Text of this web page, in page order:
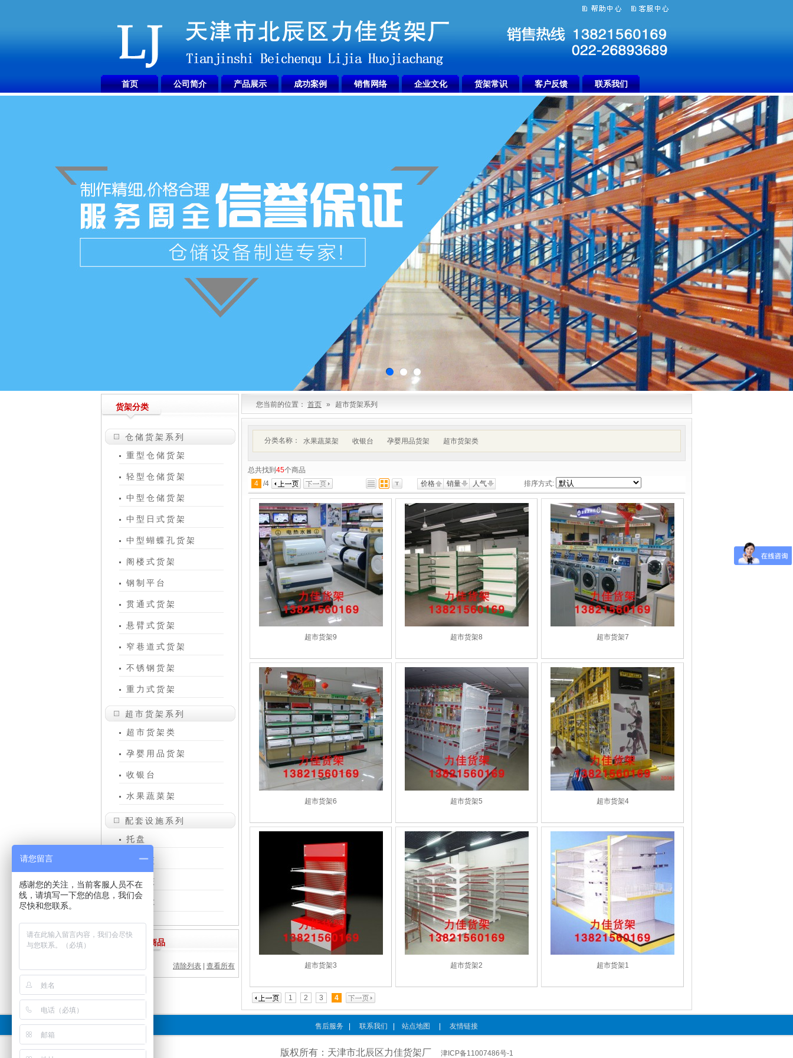
首页 公司简介 产品展示 成功案例 销售网络 企业文化 货架常识 客户反馈 联系我们
货架分类
仓储货架系列
重型仓储货架
轻型仓储货架
中型仓储货架
中型日式货架
中型蝴蝶孔货架
阁楼式货架
钢制平台
贯通式货架
悬臂式货架
窄巷道式货架
不锈钢货架
重力式货架
超市货架系列
超市货架类
孕婴用品货架
收银台
水果蔬菜架
配套设施系列
托盘
购物篮
仓储笼
促销车
浏览过的商品
清除列表 查看所有
您当前的位置： 首页 » 超市货架系列
分类名称： 水果蔬菜架 收银台 孕婴用品货架 超市货架类
总共找到 45个商品
4 /4 价格 销量 人气 排序方式:
超市货架9 超市货架8 超市货架7
超市货架6 超市货架5 超市货架4
超市货架3 超市货架2 超市货架1
1 2 3 4
售后服务 联系我们 站点地图 友情链接
版权所有：天津市北辰区力佳货架厂 津ICP备11007486号-1
请您留言
感谢您的关注，当前客服人员不在
线，请填写一下您的信息，我们会
尽快和您联系。